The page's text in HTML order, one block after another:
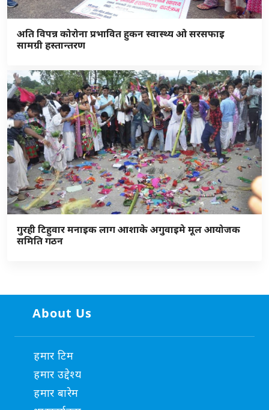
अति विपन्न कोरोना प्रभावित हुकन स्वास्थ्य ओ सरसफाइ
सामग्री हस्तान्तरण
गुरही टिहुवार मनाइक लाग आशाके अगुवाइमे मूल आयोजक
समिति गठन
About Us
हमार टिम
हमार उद्देश्य
हमार बारेम